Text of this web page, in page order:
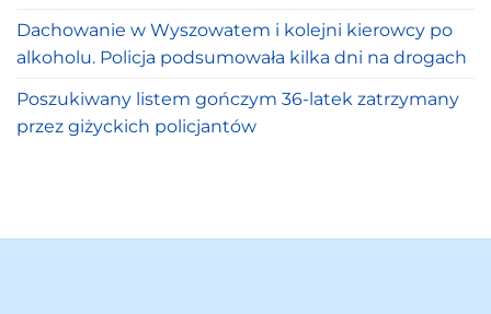
Dachowanie w Wyszowatem i kolejni kierowcy po
alkoholu. Policja podsumowała kilka dni na drogach
Poszukiwany listem gończym 36-latek zatrzymany
przez giżyckich policjantów